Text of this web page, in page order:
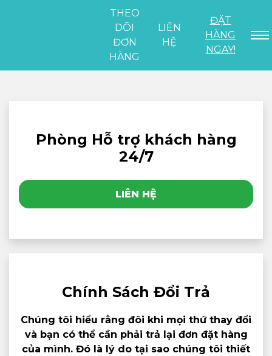
THEO
DÕI
ĐƠN
HÀNG
LIÊN
HỆ
ĐẶT
HÀNG
NGAY!
Phòng Hỗ trợ khách hàng
24/7
LIÊN HỆ
Chính Sách Đổi Trả
Chúng tôi hiểu rằng đôi khi mọi thứ thay đổi
và bạn có thể cần phải trả lại đơn đặt hàng
của mình. Đó là lý do tại sao chúng tôi thiết